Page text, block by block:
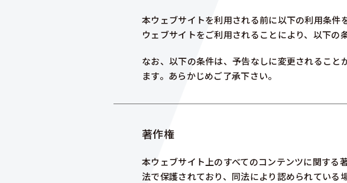
本ウェブサイトを利用される前に以下の利用条
ウェブサイトをご利用されることにより、以下の
なお、以下の条件は、予告なしに変更されること
ます。あらかじめご了承下さい。
著作権
本ウェブサイト上のすべてのコンテンツに関する
法で保護されており、同法により認められている